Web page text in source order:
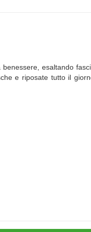
esaltando
e riposate tutto il